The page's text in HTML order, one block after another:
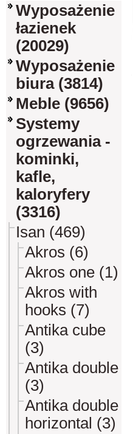
Wyposażenie
łazienek
(20029)
Wyposażenie
biura (3814)
Meble (9656)
Systemy
ogrzewania -
kominki,
kafle,
kaloryfery
(3316)
Isan (469)
Akros (6)
Akros one (1)
Akros with
hooks (7)
Antika cube
(3)
Antika double
(3)
Antika double
horizontal (3)